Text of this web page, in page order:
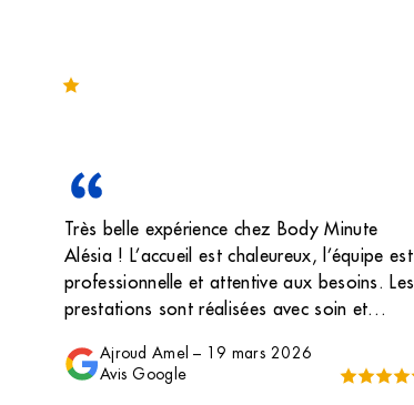
Très belle expérience chez Body Minute
Alésia ! L’accueil est chaleureux, l’équipe est
professionnelle et attentive aux besoins. Les
prestations sont réalisées avec soin et
On se sent tout de suite à l’aise et bien
conseillée. Je ressors toujours satisfaite,
Ajroud Amel – 19 mars 2026
Avis Google